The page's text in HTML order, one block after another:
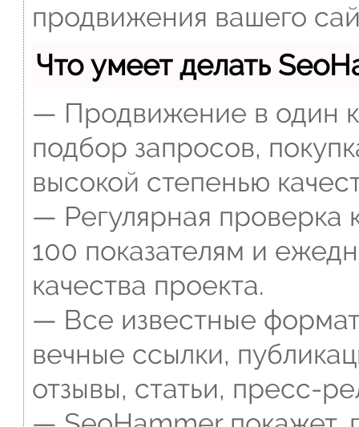
продвижения вашего
Что умеет делать
— Продвижение в один
подбор запросов,
высокой степенью
— Регулярная проверка
100 показателям и
качества проекта.
— Все известные
вечные ссылки,
отзывы, статьи, пресс-